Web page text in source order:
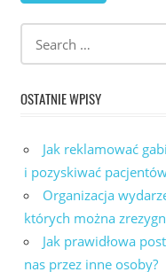
OSTATNIE WPISY
Jak reklamować
i pozyskiwać
Organizacja
których można
Jak prawidłowa
nas przez inne osoby?